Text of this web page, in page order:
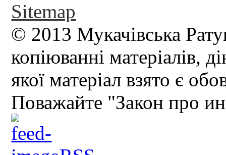
Sitemap
© 2013 Мукачівська
копіюванні матеріалів,
якої матеріал взято є
Поважайте "Закон про